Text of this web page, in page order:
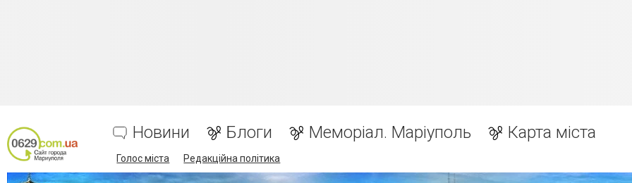
Новини Блоги Меморіал. Маріуполь Карта міста
Голос міста Редакційна політика